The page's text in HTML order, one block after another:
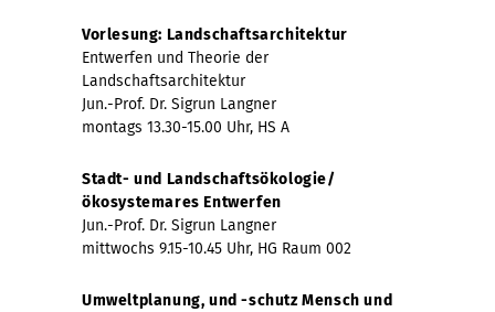
Vorlesung: Landschaftsarchitektur
Entwerfen und Theorie der
Landschaftsarchitektur
Jun.-Prof. Dr. Sigrun Langner
montags 13.30-15.00 Uhr, HS A
Stadt- und Landschaftsökologie/
ökosystemares Entwerfen
Jun.-Prof. Dr. Sigrun Langner
mittwochs 9.15-10.45 Uhr, HG Raum 002
Umweltplanung, und -schutz Mensch und